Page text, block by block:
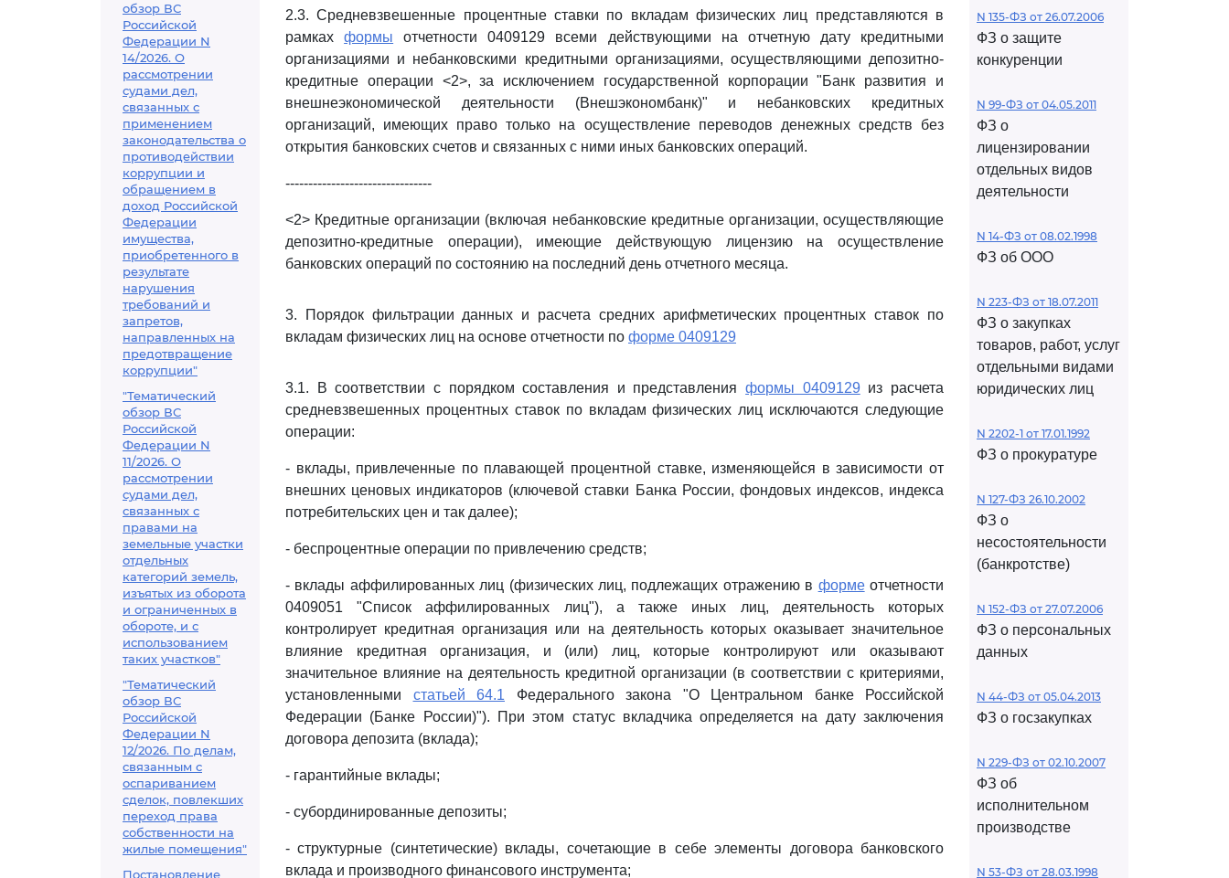
обзор ВС
Российской
Федерации N
14/2026. О
рассмотрении
судами дел,
связанных с
применением
законодательства о
противодействии
коррупции и
обращением в
доход Российской
Федерации
имущества,
приобретенного в
результате
нарушения
требований и
запретов,
направленных на
предотвращение
коррупции"
"Тематический
обзор ВС
Российской
Федерации N
11/2026. О
рассмотрении
судами дел,
связанных с
правами на
земельные участки
отдельных
категорий земель,
изъятых из оборота
и ограниченных в
обороте, и с
использованием
таких участков"
"Тематический
обзор ВС
Российской
Федерации N
12/2026. По делам,
связанным с
оспариванием
сделок, повлекших
переход права
собственности на
жилые помещения"
Постановление
2.3. Средневзвешенные процентные ставки по вкладам физических лиц представляются в
рамкахформы отчетности 0409129 всеми действующими на отчетную дату кредитными
организациями и небанковскими кредитными организациями, осуществляющими депозитно-
кредитные операции <2>, за исключением государственной корпорации "Банк развития и
внешнеэкономической деятельности (Внешэкономбанк)" и небанковских кредитных
организаций, имеющих право только на осуществление переводов денежных средств без
открытия банковских счетов и связанных с ними иных банковских операций.
--------------------------------
<2> Кредитные организации (включая небанковские кредитные организации, осуществляющие
депозитно-кредитные операции), имеющие действующую лицензию на осуществление
банковских операций по состоянию на последний день отчетного месяца.
3. Порядок фильтрации данных и расчета средних арифметических процентных ставок по
вкладам физических лиц на основе отчетности по форме 0409129
3.1. В соответствии с порядком составления и представленияформы 0409129 из расчета
средневзвешенных процентных ставок по вкладам физических лиц исключаются следующие
операции:
- вклады, привлеченные по плавающей процентной ставке, изменяющейся в зависимости от
внешних ценовых индикаторов (ключевой ставки Банка России, фондовых индексов, индекса
потребительских цен и так далее);
- беспроцентные операции по привлечению средств;
- вклады аффилированных лиц (физических лиц, подлежащих отражению в формеотчетности
0409051 "Список аффилированных лиц"), а также иных лиц, деятельность которых
контролирует кредитная организация или на деятельность которых оказывает значительное
влияние кредитная организация, и (или) лиц, которые контролируют или оказывают
значительное влияние на деятельность кредитной организации (в соответствии с критериями,
установленными статьей 64.1 Федерального закона "О Центральном банке Российской
Федерации (Банке России)"). При этом статус вкладчика определяется на дату заключения
договора депозита (вклада);
- гарантийные вклады;
- субординированные депозиты;
- структурные (синтетические) вклады, сочетающие в себе элементы договора банковского
вклада и производного финансового инструмента;
N 135-ФЗ от 26.07.2006
ФЗ о защите
конкуренции
N 99-ФЗ от 04.05.2011
ФЗ о
лицензировании
отдельных видов
деятельности
N 14-ФЗ от 08.02.1998
ФЗ об ООО
N 223-ФЗ от 18.07.2011
ФЗ о закупках
товаров, работ, услуг
отдельными видами
юридических лиц
N 2202-1 от 17.01.1992
ФЗ о прокуратуре
N 127-ФЗ 26.10.2002
ФЗ о
несостоятельности
(банкротстве)
N 152-ФЗ от 27.07.2006
ФЗ о персональных
данных
N 44-ФЗ от 05.04.2013
ФЗ о госзакупках
N 229-ФЗ от 02.10.2007
ФЗ об
исполнительном
производстве
N 53-ФЗ от 28.03.1998